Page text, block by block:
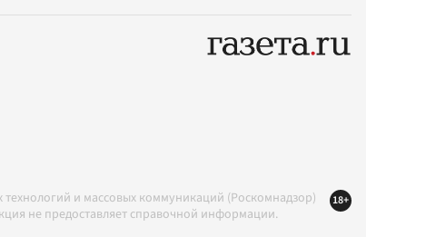
и массовых коммуникаций (Роскомнадзор)
не предоставляет справочной информации.
18+